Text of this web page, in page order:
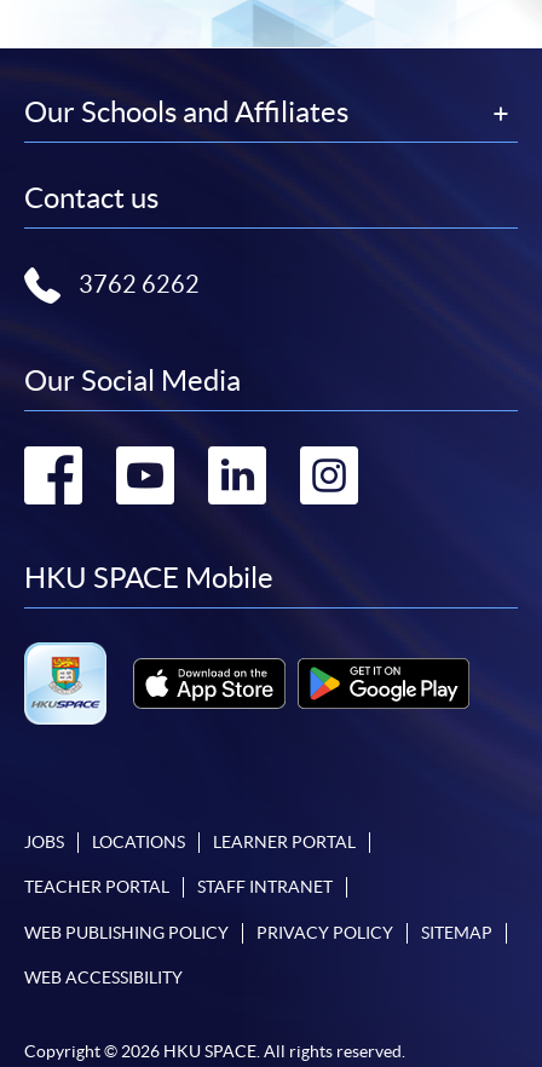
Our Schools and Affiliates
Contact us
3762 6262
Our Social Media
Go
facebook
Go
youtube
Go
linkedin
HKU SPACE Mobile
JOBS LOCATIONS LEARNER PORTAL
TEACHER PORTAL STAFF INTRANET
WEB PUBLISHING POLICY PRIVACY POLICY SITEMAP
WEB ACCESSIBILITY
Copyright © 2026 HKU SPACE. All rights reserved.